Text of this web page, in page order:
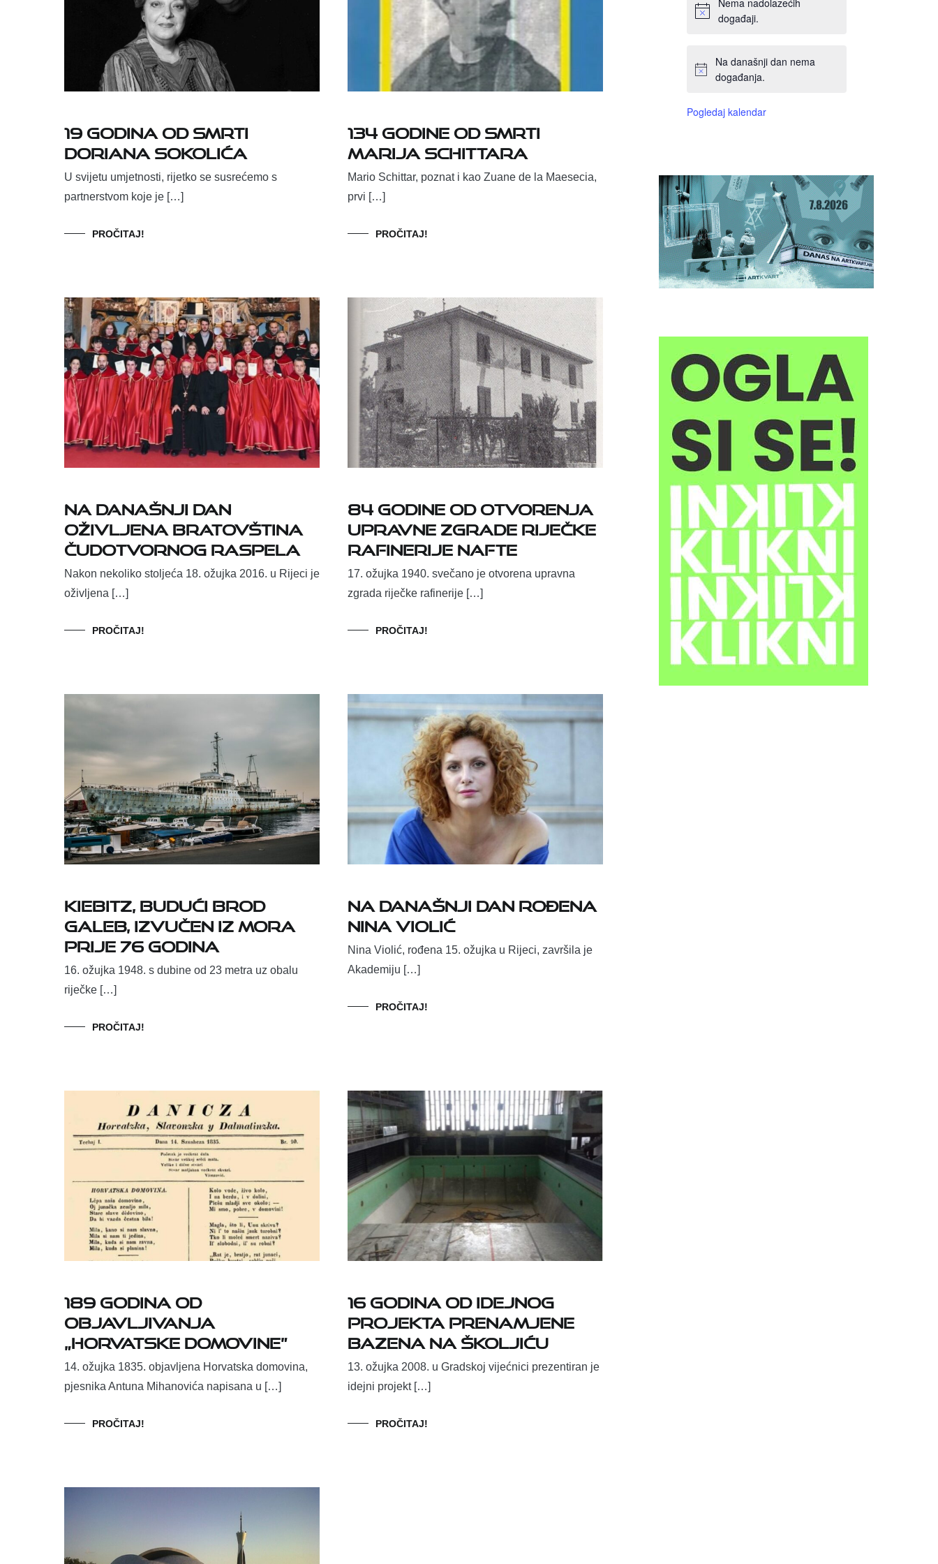
19 godina od smrti
Doriana Sokolića
U svijetu umjetnosti, rijetko se susrećemo s
partnerstvom koje je […]
PROČITAJ!
134 godine od smrti
Marija Schittara
Mario Schittar, poznat i kao Zuane de la Maesecia,
prvi […]
PROČITAJ!
Na današnji dan
oživljena Bratovština
Čudotvornog raspela
Nakon nekoliko stoljeća 18. ožujka 2016. u Rijeci je
oživljena […]
PROČITAJ!
84 godine od otvorenja
upravne zgrade riječke
rafinerije nafte
17. ožujka 1940. svečano je otvorena upravna
zgrada riječke rafinerije […]
PROČITAJ!
Kiebitz, budući brod
Galeb, izvučen iz mora
prije 76 godina
16. ožujka 1948. s dubine od 23 metra uz obalu
riječke […]
PROČITAJ!
Na današnji dan rođena
Nina Violić
Nina Violić, rođena 15. ožujka u Rijeci, završila je
Akademiju […]
PROČITAJ!
189 godina od
objavljivanja
„Horvatske domovine”
14. ožujka 1835. objavljena Horvatska domovina,
pjesnika Antuna Mihanovića napisana u […]
PROČITAJ!
16 godina od idejnog
projekta prenamjene
bazena na Školjiću
13. ožujka 2008. u Gradskoj vijećnici prezentiran je
idejni projekt […]
PROČITAJ!
Nema nadolazećih
događaji.
Na današnji dan nema
događanja.
Pogledaj kalendar